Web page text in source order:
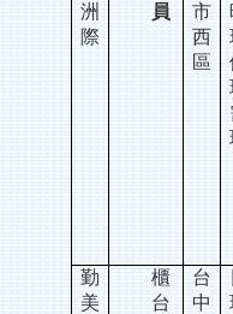
洲
際
員
市
西
區
勤
美
櫃
台
台
中